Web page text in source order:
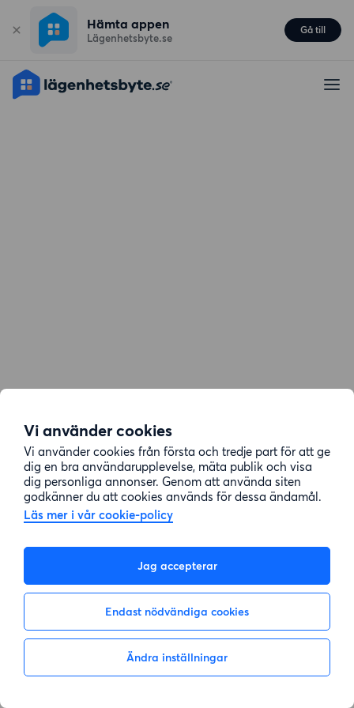
Vi använder cookies
Vi använder cookies från första och tredje part för att ge
dig en bra användarupplevelse, mäta publik och visa
dig personliga annonser. Genom att använda siten
godkänner du att cookies används för dessa ändamål.
Läs mer i vår cookie-policy
Jag accepterar
Endast nödvändiga cookies
Ändra inställningar
Hämta appen
Lägenhetsbyte.se
Gå till